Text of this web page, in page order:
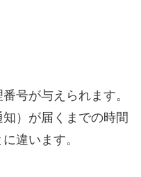
号が与えられます。
）が届くまでの時間
違います。